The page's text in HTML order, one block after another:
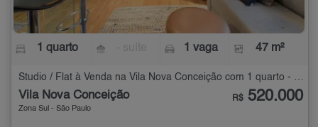
1 quarto 1 vaga 47 m²
Studio / Flat à Venda na Vila Nova Conceição com 1 quarto - 47 m²
Vila Nova Conceição
Zona Sul - São Paulo
R$ 520.000